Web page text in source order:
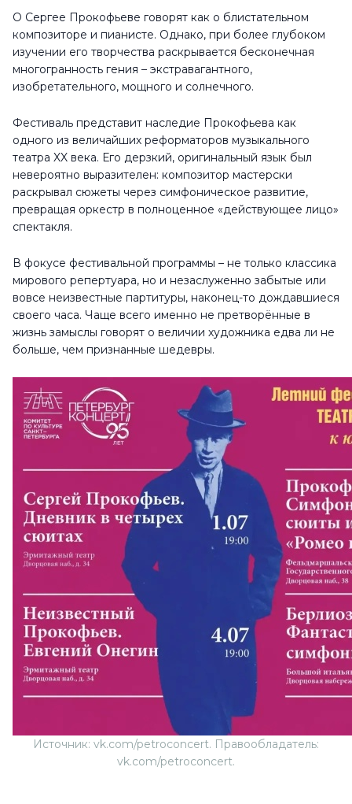
О Сергее Прокофьеве говорят как о блистательном
композиторе и пианисте. Однако, при более глубоком
изучении его творчества раскрывается бесконечная
многогранность гения – экстравагантного,
изобретательного, мощного и солнечного.
Фестиваль представит наследие Прокофьева как
одного из величайших реформаторов музыкального
театра XX века. Его дерзкий, оригинальный язык был
невероятно выразителен: композитор мастерски
раскрывал сюжеты через симфоническое развитие,
превращая оркестр в полноценное «действующее лицо»
спектакля.
В фокусе фестивальной программы – не только классика
мирового репертуара, но и незаслуженно забытые или
вовсе неизвестные партитуры, наконец-то дождавшиеся
своего часа. Чаще всего именно не претворённые в
жизнь замыслы говорят о величии художника едва ли не
больше, чем признанные шедевры.
Источник: vk.com/petroconcert. Правообладатель:
vk.com/petroconcert.